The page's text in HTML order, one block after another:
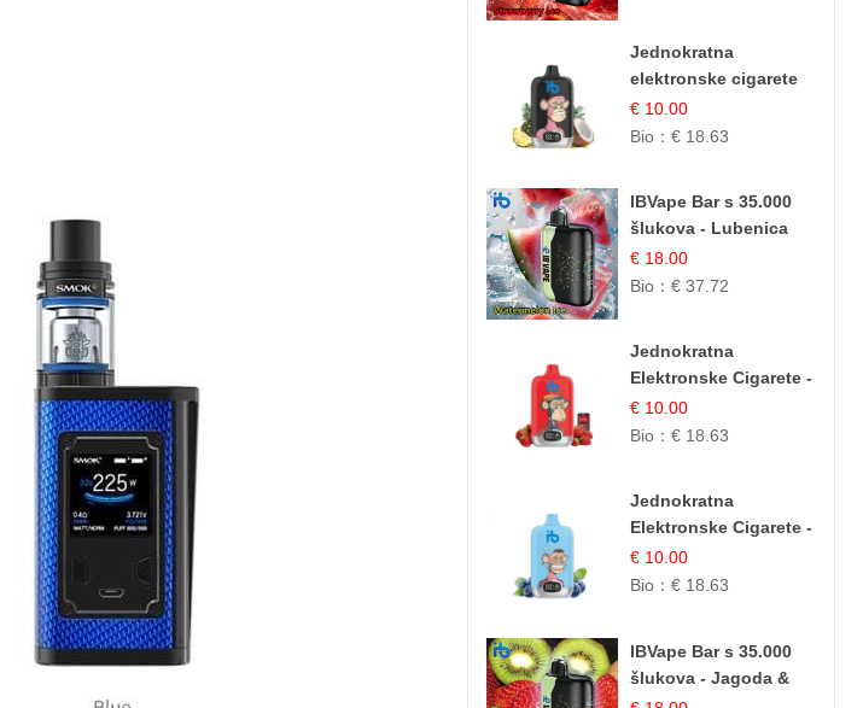
Jednokratna
elektronske cigarete
12.000 Puffova -
Ananas i Kokos
€ 10.00
Bio： € 18.63
IBVape Bar s 35.000
šlukova - Lubenica
Led | Osježavajući
Ljetni Okus
€ 18.00
Bio： € 37.72
Jednokratna
Elektronske Cigarete -
Red Bull i Jagoda |
IBVape
€ 10.00
Bio： € 18.63
Jednokratna
Elektronske Cigarete -
Plavi Malina Led |
IBVape
€ 10.00
Bio： € 18.63
IBVape Bar s 35.000
šlukova - Jagoda &
Kivi | Osježavajuća